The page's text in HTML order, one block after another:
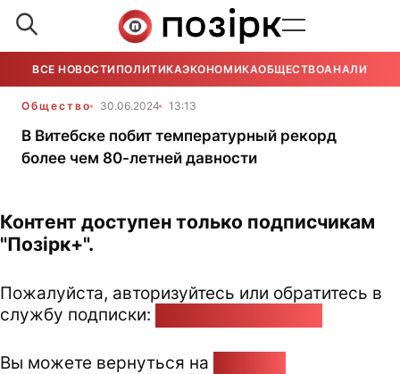
ВСЕ НОВОСТИ ПОЛИТИКАЭКОНОМИКАОБЩЕСТВОАНАЛИТИКА
Общество 30.06.2024 13:13
В Витебске побит температурный рекорд
более чем 80-летней давности
Контент доступен только подписчикам
"Позірк+".
Пожалуйста, авторизуйтесь или обратитесь в
службу подписки:
Вы можете вернуться на